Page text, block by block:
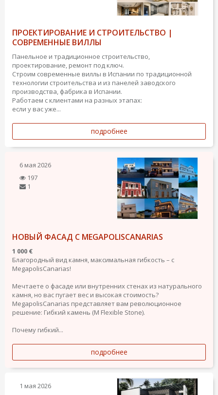
ПРОЕКТИРОВАНИЕ И СТРОИТЕЛЬСТВО |
СОВРЕМЕННЫЕ ВИЛЛЫ
Панельное и традиционное строительство,
проектирование, ремонт под ключ.
Строим современные виллы в Испании по традиционной
технологии строительства и из панелей заводского
производства, фабрика в Испании.
Работаем с клиентами на разных этапах:
если у вас уже...
подробнее
6 мая 2026
197
1
НОВЫЙ ФАСАД С MEGAPOLISCANARIAS
1 000 €
Благородный вид камня, максимальная гибкость – с
MegapolisCanarias!
Мечтаете о фасаде или внутренних стенах из натурального
камня, но вас пугает вес и высокая стоимость?
MegapolisCanarias представляет вам революционное
решение: Гибкий камень (M Flexible Stone).
Почему гибкий...
подробнее
1 мая 2026